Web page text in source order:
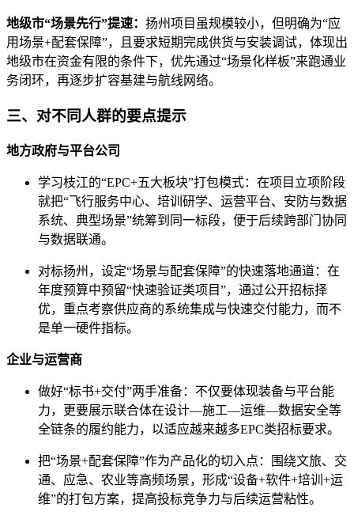
地级市“场景先行”提速： 扬州项目虽规模较小，但明确为“应
用场景+配套保障”，且要求短期完成供货与安装调试，体现出
地级市在资金有限的条件下，优先通过“场景化样板”来跑通业
务闭环，再逐步扩容基建与航线网络。
三、对不同人群的要点提示
地方政府与平台公司
学习枝江的“EPC+五大板块”打包模式：在项目立项阶段
就把“飞行服务中心、培训研学、运营平台、安防与数据
系统、典型场景”统筹到同一标段，便于后续跨部门协同
与数据联通。
对标扬州，设定“场景与配套保障”的快速落地通道：在
年度预算中预留“快速验证类项目”，通过公开招标择
优，重点考察供应商的系统集成与快速交付能力，而不
是单一硬件指标。
企业与运营商
做好“标书+交付”两手准备：不仅要体现装备与平台能
力，更要展示联合体在设计—施工—运维—数据安全等
全链条的履约能力，以适应越来越多EPC类招标要求。
把“场景+配套保障”作为产品化的切入点：围绕文旅、交
通、应急、农业等高频场景，形成“设备+软件+培训+运
维”的打包方案，提高投标竞争力与后续运营粘性。